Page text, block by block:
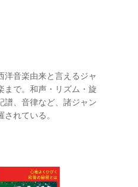
洋音楽由来と言えるジャ
まで。和声・リズム・旋
譜、音律など、諸ジャン
れている。